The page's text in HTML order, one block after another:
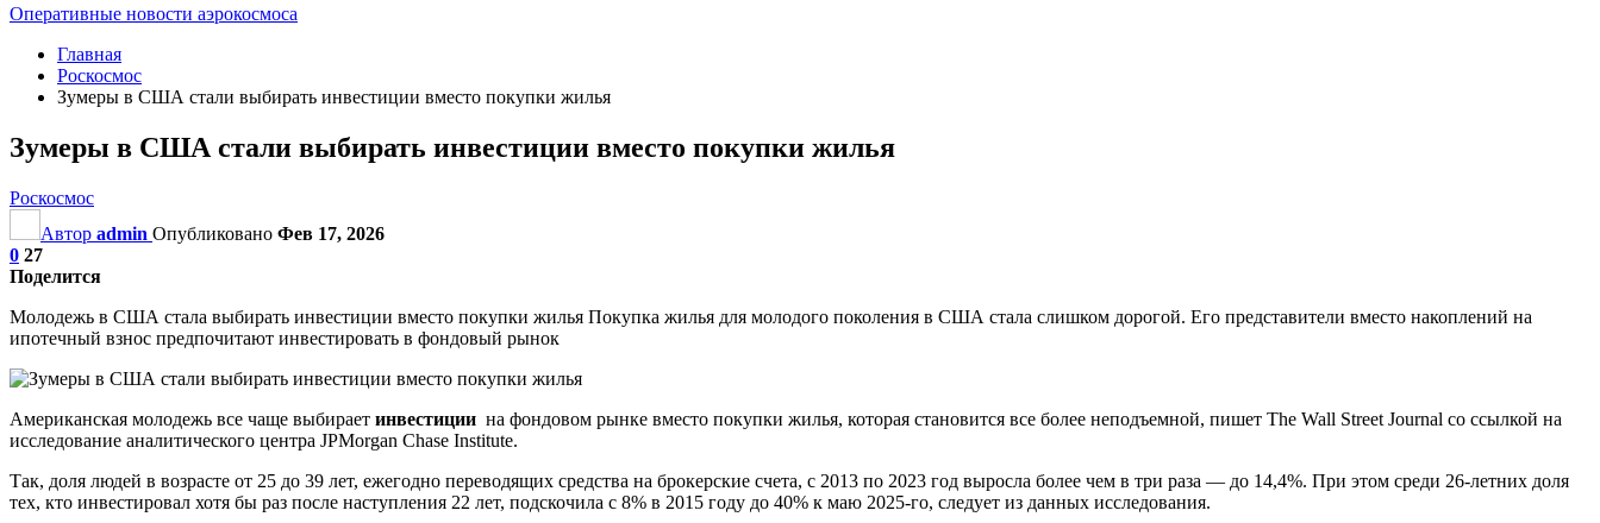
Оперативные новости аэрокосмоса
Главная
Роскосмос
Зумеры в США стали выбирать инвестиции вместо покупки жилья
Зумеры в США стали выбирать инвестиции вместо покупки жилья
Роскосмос
Автор admin Опубликовано Фев 17, 2026
0 27
Поделится
Молодежь в США стала выбирать инвестиции вместо покупки жилья Покупка жилья для молодого поколения в США стала слишком дорогой. Его представители вместо накоплений на
ипотечный взнос предпочитают инвестировать в фондовый рынок
Американская молодежь все чаще выбирает инвестиции на фондовом рынке вместо покупки жилья, которая становится все более неподъемной, пишет The Wall Street Journal со ссылкой на
исследование аналитического центра JPMorgan Chase Institute.
Так, доля людей в возрасте от 25 до 39 лет, ежегодно переводящих средства на брокерские счета, с 2013 по 2023 год выросла более чем в три раза — до 14,4%. При этом среди 26-летних доля
тех, кто инвестировал хотя бы раз после наступления 22 лет, подскочила с 8% в 2015 году до 40% к маю 2025-го, следует из данных исследования.